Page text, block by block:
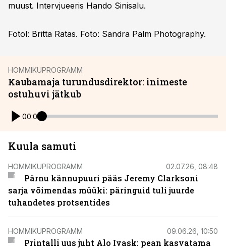
muust. Intervjueeris Hando Sinisalu.
Fotol: Britta Ratas. Foto: Sandra Palm Photography.
HOMMIKUPROGRAMM
Kaubamaja turundusdirektor: inimeste
ostuhuvi jätkub
00:00
Kuula samuti
HOMMIKUPROGRAMM 02.07.26, 08:48
Pärnu kännupuuri pääs Jeremy Clarksoni
sarja võimendas müüki: päringuid tuli juurde
tuhandetes protsentides
HOMMIKUPROGRAMM 09.06.26, 10:50
Printalli uus juht Alo Ivask: pean kasvatama